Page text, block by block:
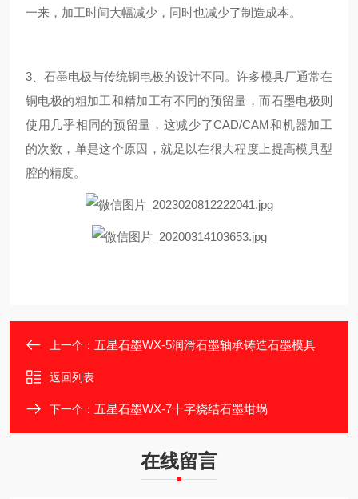
一来，加工时间大幅减少，同时也减少了制造成本。
3、石墨电极与传统铜电极的设计不同。许多模具厂通常在
铜电极的粗加工和精加工有不同的预留量，而石墨电极则
使用几乎相同的预留量，这减少了CAD/CAM和机器加工
的次数，单是这个原因，就足以在很大程度上提高模具型
腔的精度。
上一个： 五星石墨WX-5润滑石墨轴承铸造石墨模具
返回列表
下一个： 五星石墨WX-7十字烧结石墨坩埚
在线留言